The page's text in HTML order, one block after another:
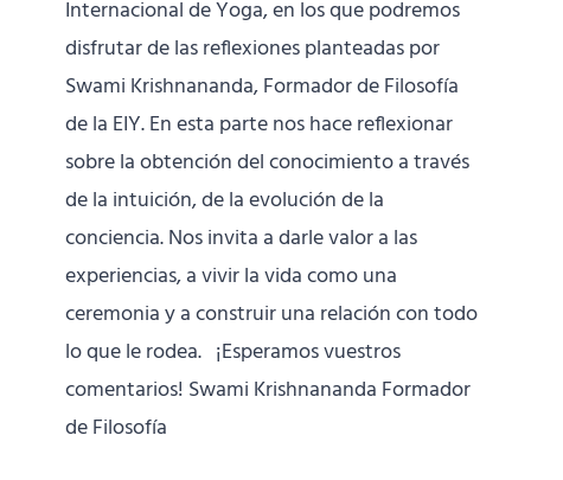
Internacional de Yoga, en los que podremos
disfrutar de las reflexiones planteadas por
Swami Krishnananda, Formador de Filosofía
de la EIY. En esta parte nos hace reflexionar
sobre la obtención del conocimiento a través
de la intuición, de la evolución de la
conciencia. Nos invita a darle valor a las
experiencias, a vivir la vida como una
ceremonia y a construir una relación con todo
lo que le rodea. ¡Esperamos vuestros
comentarios! Swami Krishnananda Formador
de Filosofía